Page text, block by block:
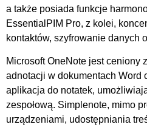
a także posiada funkcje
EssentialPIM Pro, z kolei,
kontaktów, szyfrowanie danych
Microsoft OneNote jest ceniony
adnotacji w dokumentach Word
aplikacja do notatek,
zespołową. Simplenote, mimo
urządzeniami, udostępniania